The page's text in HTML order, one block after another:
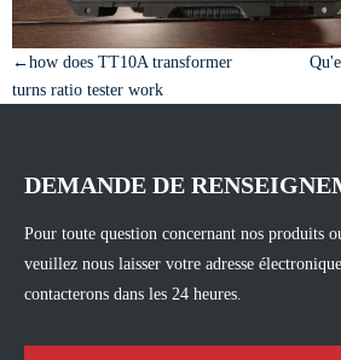
←how does TT10A transformer
turns ratio tester work
DEMANDE DE
Pour toute question concernant nos produits
veuillez nous laisser votre adresse
contacterons dans les 24 heures.